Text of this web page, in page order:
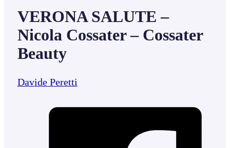
VERONA SALUTE –
Nicola Cossater – Cossater
Beauty
Davide Peretti